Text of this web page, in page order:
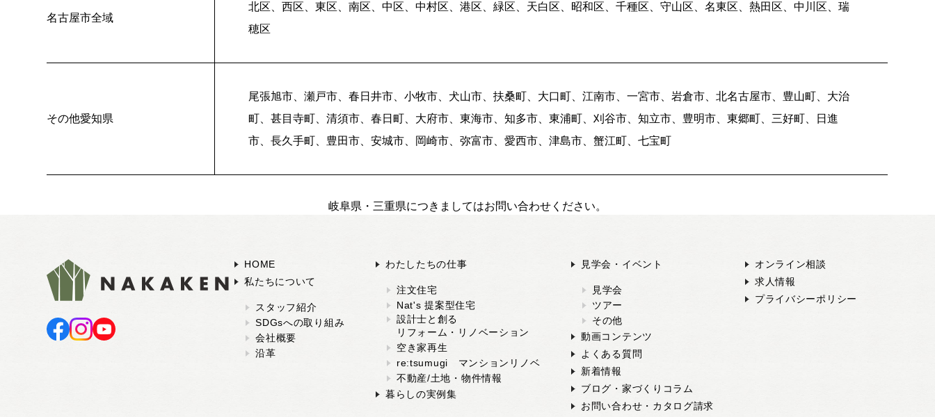
よくある質問
名古屋市全域
北区、西区、東区、南区、中区、中村区、港区、緑区、天白区、昭和区、千種区、守山区、名東区、熱田区、中川区、瑞
穂区
その他愛知県
尾張旭市、瀬戸市、春日井市、小牧市、犬山市、扶桑町、大口町、江南市、一宮市、岩倉市、北名古屋市、豊山町、大治
町、甚目寺町、清須市、春日町、大府市、東海市、知多市、東浦町、刈谷市、知立市、豊明市、東郷町、三好町、日進
市、長久手町、豊田市、安城市、岡崎市、弥富市、愛西市、津島市、蟹江町、七宝町
岐阜県・三重県につきましてはお問い合わせください。
HOME
私たちについて
スタッフ紹介
SDGsへの取り組み
会社概要
沿革
わたしたちの仕事
注文住宅
Nat's 提案型住宅
設計士と創る
リフォーム・リノベーション
空き家再生
re:tsumugi マンションリノベ
不動産/土地・物件情報
暮らしの実例集
見学会・イベント
見学会
ツアー
その他
動画コンテンツ
よくある質問
新着情報
ブログ・家づくりコラム
お問い合わせ・カタログ請求
オンライン相談
求人情報
プライバシーポリシー